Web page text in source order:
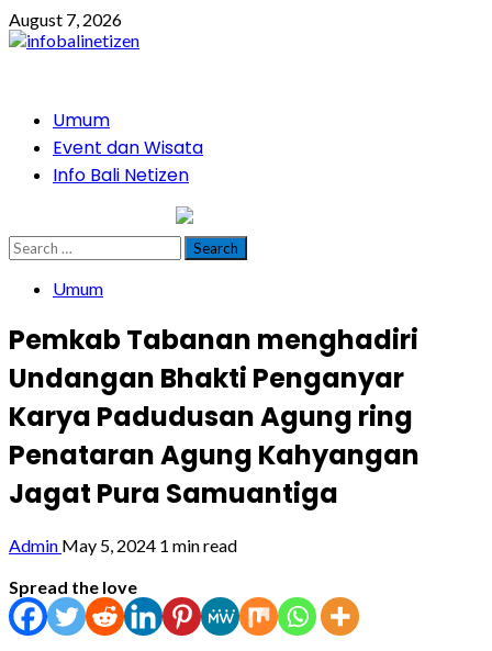
Skip
to
August 7, 2026
PrimaryUmum
Event dan Wisata
Info Bali Netizen
Search
for:
Umum
Pemkab Tabanan menghadiri
Undangan Bhakti Penganyar
Karya Padudusan Agung ring
Penataran Agung Kahyangan
Jagat Pura Samuantiga
Admin May 5, 2024 1 min read
Spread the love